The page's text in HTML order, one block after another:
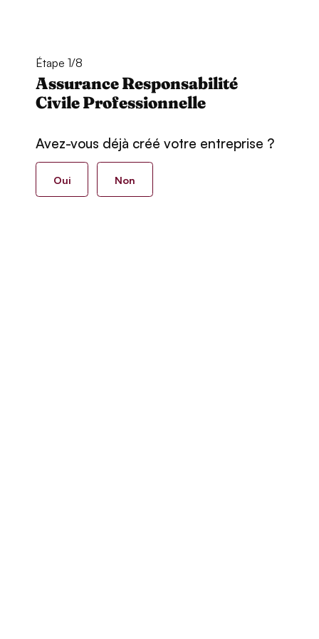
Étape 1/8
Assurance Responsabilité
Civile Professionnelle
Avez-vous déjà créé votre entreprise ?
Oui Non